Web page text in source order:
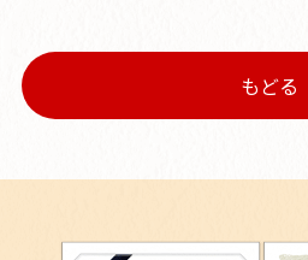
もどる